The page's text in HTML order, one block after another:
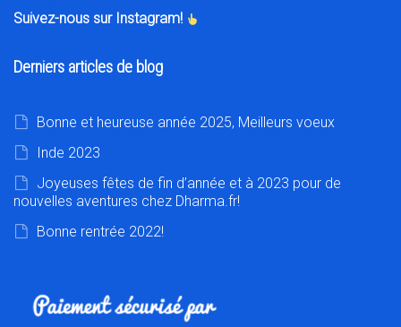
Suivez-nous sur Instagram!
Derniers articles de blog
Bonne et heureuse année 2025, Meilleurs voeux
Inde 2023
Joyeuses fêtes de fin d’année et à 2023 pour de
nouvelles aventures chez Dharma.fr!
Bonne rentrée 2022!